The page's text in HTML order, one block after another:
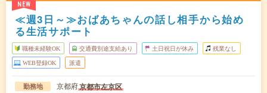
NEW
≪週3日～≫おばあちゃんの話し相手から始め
る生活サポート
職種未経験OK 交通費別途支給あり 土日祝日が休み 残業なし
WEB登録OK 派遣
勤務地 京都府京都市左京区